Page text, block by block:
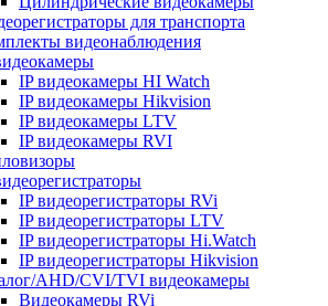
для транспорта
видеонаблюдения
IP видеокамеры HI Watch
IP видеокамеры Hikvision
IP видеокамеры LTV
IP видеокамеры RVI
IP видеорегистраторы RVi
IP видеорегистраторы LTV
IP видеорегистраторы Hi.Watch
IP видеорегистраторы Hikvision
AHD/CVI/TVI видеокамеры
Видеокамеры RVi